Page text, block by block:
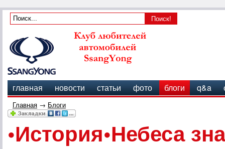
главная новости статьи фото блоги q&a
Главная → Блоги
•История•Небеса